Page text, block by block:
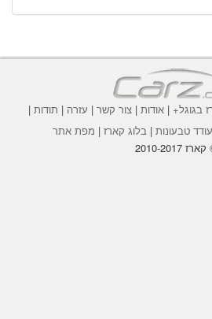
בגוגל+|אודות |צור קשר | עזרה | תודות |
| בלוג קארז | מפת אתר
2010-2017